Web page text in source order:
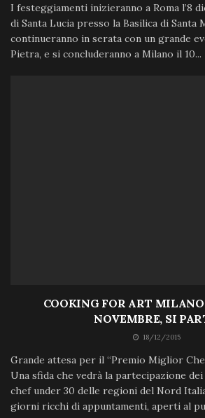
I festeggiamenti inizieranno a Roma l’8
di Santa Lucia presso la Basilica di Santa
continueranno in serata con un grande
Pietra, e si concluderanno a Milano il 10...
COOKING FOR ART
NOVEMBRE, SI
18/12/2015
Grande attesa per il “Premio Miglior
Una sfida che vedrà la partecipazione
chef under 30 delle regioni del Nord
giorni ricchi di appuntamenti, aperti al